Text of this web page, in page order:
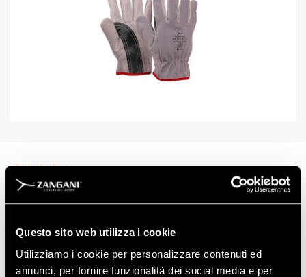
Questo sito web utilizza i cookie
Utilizziamo i cookie per personalizzare contenuti ed
annunci, per fornire funzionalità dei social media e per
ART: 30150R